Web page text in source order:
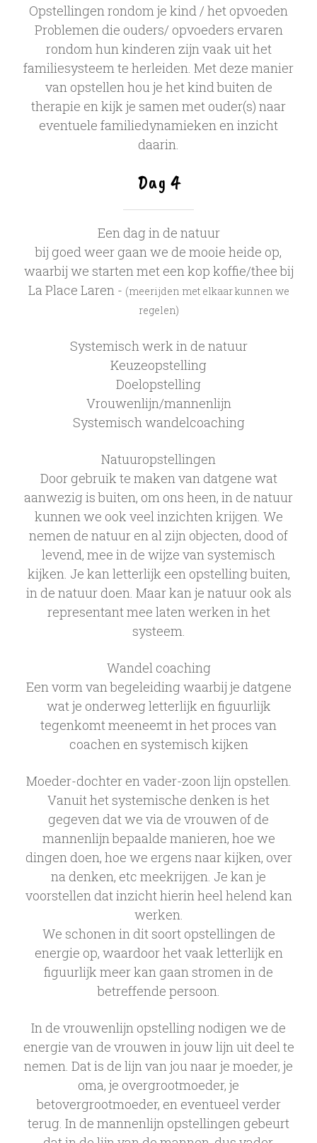
Opstellingen rondom je kind / het opvoeden
Problemen die ouders/ opvoeders ervaren
rondom hun kinderen zijn vaak uit het
familiesysteem te herleiden. Met deze manier
van opstellen hou je het kind buiten de
therapie en kijk je samen met ouder(s) naar
eventuele familiedynamieken en inzicht
daarin.
Dag 4
Een dag in de natuur
bij goed weer gaan we de mooie heide op,
waarbij we starten met een kop koffie/thee bij
La Place Laren - (meerijden met elkaar kunnen we
regelen)
Systemisch werk in de natuur
Keuzeopstelling
Doelopstelling
Vrouwenlijn/mannenlijn
Systemisch wandelcoaching
Natuuropstellingen
Door gebruik te maken van datgene wat
aanwezig is buiten, om ons heen, in de natuur
kunnen we ook veel inzichten krijgen. We
nemen de natuur en al zijn objecten, dood of
levend, mee in de wijze van systemisch
kijken. Je kan letterlijk een opstelling buiten,
in de natuur doen. Maar kan je natuur ook als
representant mee laten werken in het
systeem.
Wandel coaching
Een vorm van begeleiding waarbij je datgene
wat je onderweg letterlijk en figuurlijk
tegenkomt meeneemt in het proces van
coachen en systemisch kijken
Moeder-dochter en vader-zoon lijn opstellen.
Vanuit het systemische denken is het
gegeven dat we via de vrouwen of de
mannenlijn bepaalde manieren, hoe we
dingen doen, hoe we ergens naar kijken, over
na denken, etc meekrijgen. Je kan je
voorstellen dat inzicht hierin heel helend kan
werken.
We schonen in dit soort opstellingen de
energie op, waardoor het vaak letterlijk en
figuurlijk meer kan gaan stromen in de
betreffende persoon.
In de vrouwenlijn opstelling nodigen we de
energie van de vrouwen in jouw lijn uit deel te
nemen. Dat is de lijn van jou naar je moeder, je
oma, je overgrootmoeder, je
betovergrootmoeder, en eventueel verder
terug. In de mannenlijn opstellingen gebeurt